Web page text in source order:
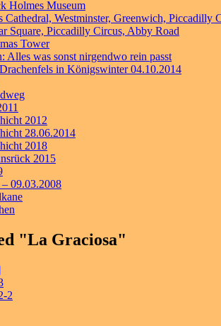
Holmes Museum
Cathedral, Westminster, Greenwich, Piccadilly
Square, Piccadilly Circus, Abby Road
Tower
Alles was sonst nirgendwo rein passt
in Königswinter 04.10.2014
2012
28.06.2014
2018
2015
09.03.2008
"La Graciosa"